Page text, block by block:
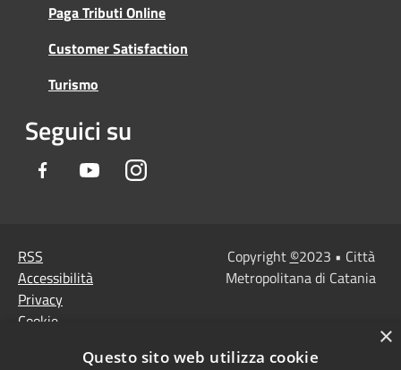
Paga Tributi Online
Customer Satisfaction
Turismo
Seguici su
Facebook YoutubeInstagram
RSS
Accessibilità
Privacy
Cookie
Note Legali
Copyright ©2023 • Città
Metropolitana di Catania
×
Questo sito web utilizza cookie